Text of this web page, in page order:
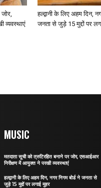
व्यवस्थाएं
हल्द्वानी के लिए अहम दिन,
जनता से जुड़े 15 मुद्दों पर
MUSIC
मतदाता सूची को त्रुटिरहित बनाने पर जोर, एसआईआर
निरीक्षण में आयुक्त ने परखी व्यवस्थाएं
हल्द्वानी के लिए अहम दिन, नगर निगम बोर्ड ने जनता से
जुड़े 15 मुद्दों पर लगाई मुहर